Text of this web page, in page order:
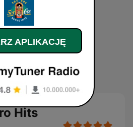
Hits
APLIKACJĘ